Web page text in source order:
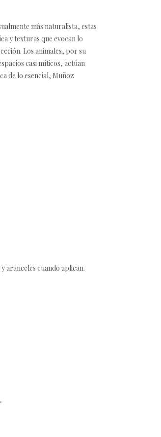
más naturalista, estas
y texturas que evocan lo
Los animales, por su
casi míticos, actúan
de lo esencial, Muñoz
aranceles cuando aplican.